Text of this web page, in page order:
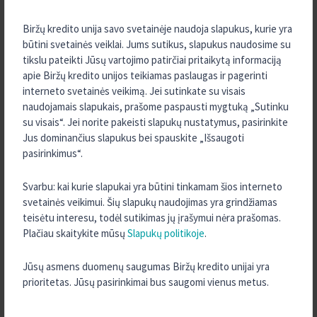
Biržų kredito unija savo svetainėje naudoja slapukus, kurie yra
būtini svetainės veiklai. Jums sutikus, slapukus naudosime su
tikslu pateikti Jūsų vartojimo patirčiai pritaikytą informaciją
apie Biržų kredito unijos teikiamas paslaugas ir pagerinti
interneto svetainės veikimą. Jei sutinkate su visais
naudojamais slapukais, prašome paspausti mygtuką „Sutinku
su visais“. Jei norite pakeisti slapukų nustatymus, pasirinkite
Jus dominančius slapukus bei spauskite „Išsaugoti
pasirinkimus“.
Svarbu: kai kurie slapukai yra būtini tinkamam šios interneto
svetainės veikimui. Šių slapukų naudojimas yra grindžiamas
teisėtu interesu, todėl sutikimas jų įrašymui nėra prašomas.
Plačiau skaitykite mūsų Slapukų politikoje.
Jūsų asmens duomenų saugumas Biržų kredito unijai yra
prioritetas. Jūsų pasirinkimai bus saugomi vienus metus.
2025 m. Gegužė
2025 m. Balandis
2025 m. Kovas
2025 m. Vasaris
2025 m. Sausis
2024 m. Gruodis
2024 m. Spalis
2024 m. Rugsėjis
2024 m. Rugpjūtis
2024 m. Gegužė
2023 m. Rugpjūtis
2023 m. Liepa